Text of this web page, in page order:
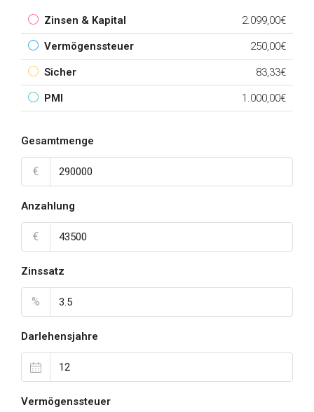
Zinsen & Kapital 2.099,00€
Vermögenssteuer 250,00€
Sicher 83,33€
PMI 1.000,00€
Gesamtmenge
€
Anzahlung
€
Zinssatz
%
Darlehensjahre
Vermögenssteuer